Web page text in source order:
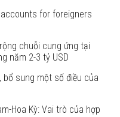
for foreigners
chuỗi cung ứng tại
năm 2-3 tỷ USD
bổ sung một số điều của
Hoa Kỳ: Vai trò của hợp